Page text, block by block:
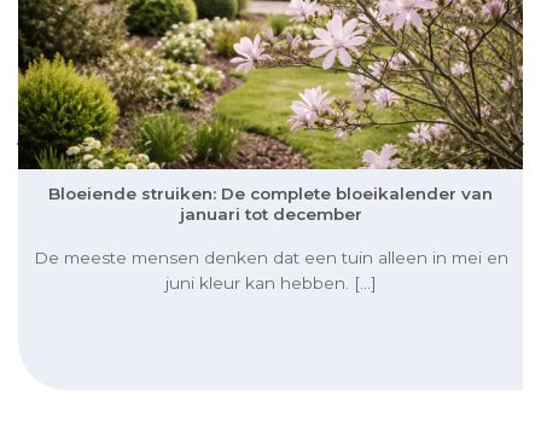
Bloeiende struiken: De complete bloeikalender van
januari tot december
De meeste mensen denken dat een tuin alleen in mei en
juni kleur kan hebben. [...]